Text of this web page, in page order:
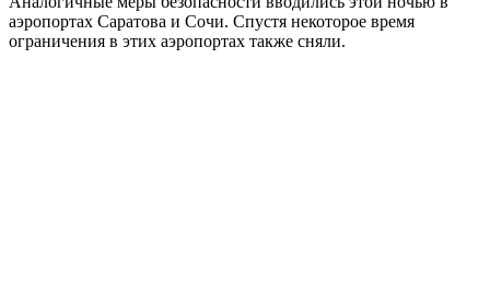
аэропортах Саратова и Сочи. Спустя некоторое время
ограничения в этих аэропортах также сняли.